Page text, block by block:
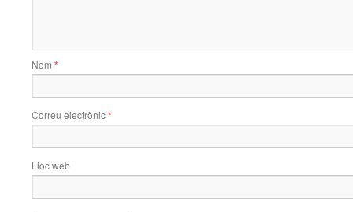
Nom *
Correu electrònic*
Lloc web